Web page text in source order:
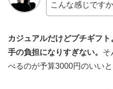
こんな感じです
カジュアルだけどプチギフ
手の負担になりすぎない。 そ
べるのが予算3000円のいいと